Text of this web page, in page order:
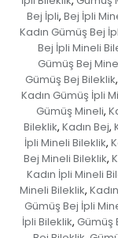
Bej İpli, Bej İpli
Kadın Gümüş Bej
Bej İpli Mineli
Gümüş Bej
Gümüş Bej Bileklik,
Kadın Gümüş İpli
Gümüş Mineli,
Bileklik, Kadın Bej,
İpli Mineli Bileklik,
Bej Mineli Bileklik,
Kadın İpli Mineli
Mineli Bileklik,
Gümüş Bej İpli
İpli Bileklik, Gümüş